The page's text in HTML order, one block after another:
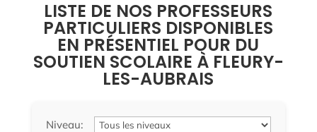
LISTE DE NOS PROFESSEURS
PARTICULIERS DISPONIBLES
EN PRÉSENTIEL POUR DU
SOUTIEN SCOLAIRE À FLEURY-
LES-AUBRAIS
Niveau: